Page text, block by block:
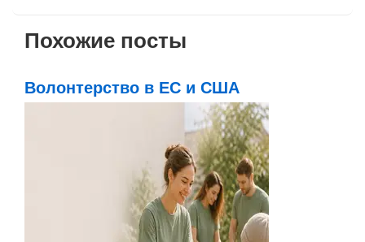
Похожие посты
Волонтерство в ЕС и США